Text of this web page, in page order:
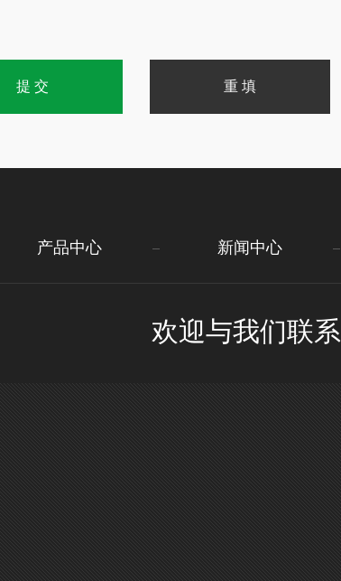
产品中心 新闻中心
欢迎与我们联